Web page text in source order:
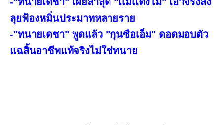
ลุยฟ้องหมิ่นประมาทหลายราย
-"ทนายเดชา" พูดแล้ว "กุนซือเอ็ม" ดอดมอบตัว
แฉสิ้นอาชีพแท้จริงไม่ใช่ทนาย